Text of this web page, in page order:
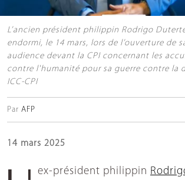
L’ancien président philippin Rodrigo
endormi, le 14 mars, lors de l’ouverture de
audience devant la CPI concernant les
contre l'humanité pour sa guerre contre la
ICC-CPI
Par AFP
14 mars 2025
L'ex-président philippin